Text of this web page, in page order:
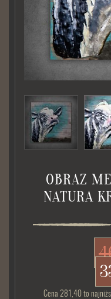
OBRAZ
NATURA
Cena 281,40 to